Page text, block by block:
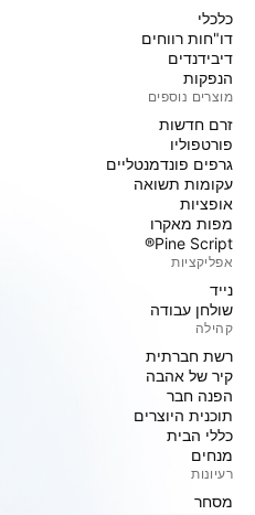
כלכלי
דו"חות רווחים
דיבידנדים
הנפקות
מוצרים נוספים
זרם חדשות
פורטפוליו
גרפים פונדמנטליים
עקומות תשואה
אופציות
מפות מאקרו
Pine Script®
אפליקציות
נייד
שולחן עבודה
קהילה
רשת חברתית
קיר של אהבה
הפנה חבר
תוכנית היוצרים
כללי הבית
מנחים
רעיונות
מסחר